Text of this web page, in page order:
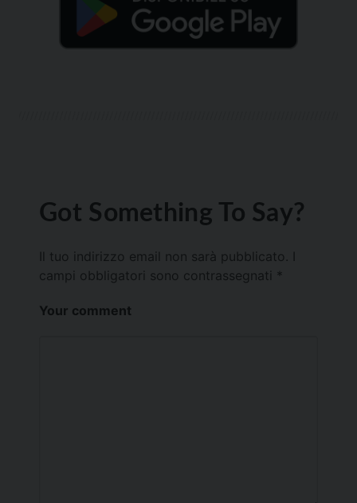
Got Something To Say?
Il tuo indirizzo email non sarà pubblicato.
campi obbligatori sono contrassegnati *
Your comment